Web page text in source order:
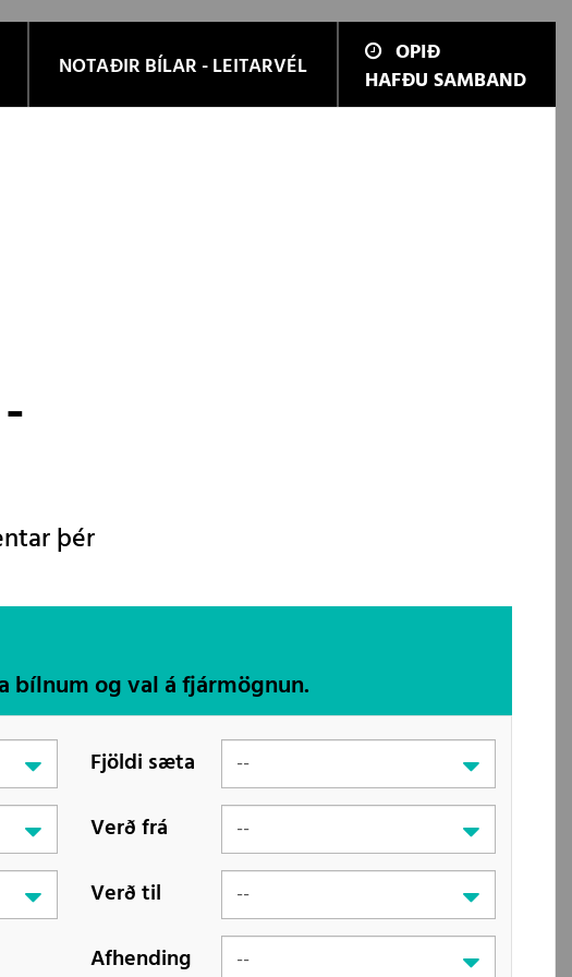
NOTAÐIR BÍLAR - LEITARVÉL
OPIÐ
HAFÐU SAMBAND
þér
bílnum og val á fjármögnun.
Fjöldi sæta
Verð frá
Verð til
Afhending